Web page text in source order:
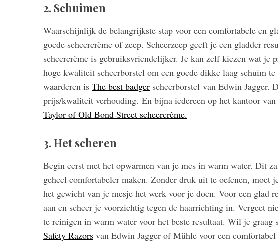
2. Schuimen
Waarschijnlijk de belangrijkste stap voor een comfortabele en
goede scheercrème of zeep. Scheerzeep geeft je een gladder
scheercrème is gebruiksvriendelijker. Je kan zelf kiezen wat je
hoge kwaliteit scheerborstel om een goede dikke laag schuim
waarderen is The best badger scheerborstel van Edwin Jagger.
prijs/kwaliteit verhouding. En bijna iedereen op het kantoor
Taylor of Old Bond Street scheercrème.
3. Het scheren
Begin eerst met het opwarmen van je mes in warm water. Dit
geheel comfortabeler maken. Zonder druk uit te oefenen, moet
het gewicht van je mesje het werk voor je doen. Voor een glad
aan en scheer je voorzichtig tegen de haarrichting in. Vergeet
te reinigen in warm water voor het beste resultaat. Wil je graag
Safety Razors van Edwin Jagger of Mühle voor een comfortabel